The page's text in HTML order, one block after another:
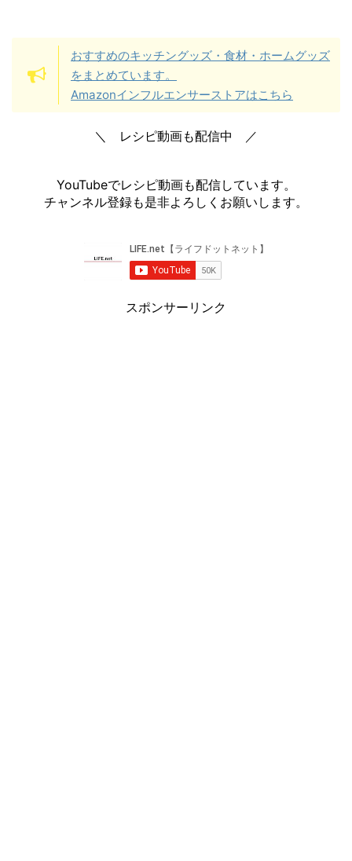
おすすめのキッチングッズ・食材・ホームグッズ
をまとめています。
Amazonインフルエンサーストアはこちら
＼ レシピ動画も配信中 ／
YouTubeでレシピ動画も配信しています。
チャンネル登録も是非よろしくお願いします。
スポンサーリンク